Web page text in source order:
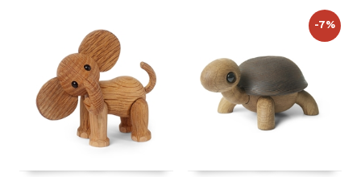
-7%